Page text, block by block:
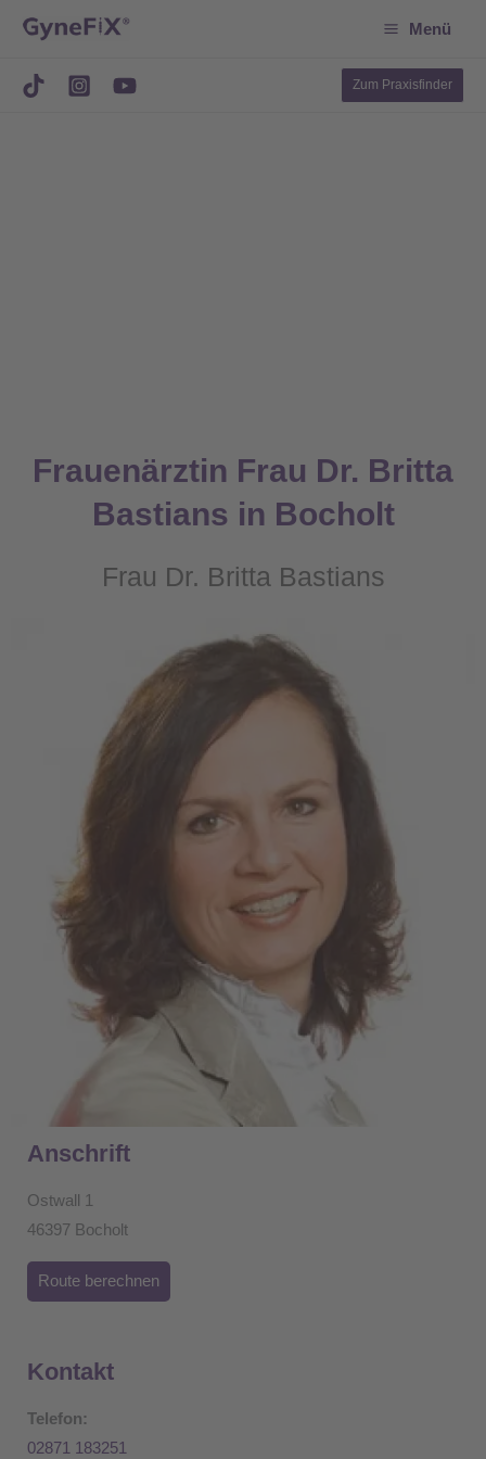
springen
Menü
Zum Praxisfinder
Frauenärztin Frau Dr. Britta
Bastians in Bocholt
Frau Dr. Britta Bastians
Anschrift
Ostwall 1
46397 Bocholt
Route berechnen
Kontakt
Telefon:
02871 183251